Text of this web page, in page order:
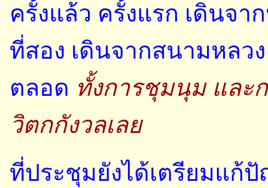
ครั้งแล้ว ครั้งแรก เดินจา
ที่สอง เดินจากสนามหลว
ตลอด ทั้งการชุมนุม และ
วิตกกังวลเลย
ที่ประชุมยังได้เตรียมแก้